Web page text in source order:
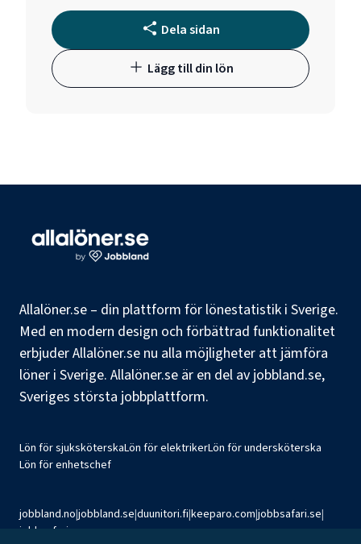
Dela sidan
Lägg till din lön
Allalöner.se – din plattform för lönestatistik i Sverige.
Med en modern design och förbättrad funktionalitet
erbjuder Allalöner.se nu alla möjligheter att jämföra
löner i Sverige. Allalöner.se är en del av jobbland.se,
Sveriges största jobbplattform.
Lön för sjuksköterskaLön för elektrikerLön för undersköterska
Lön för enhetschef
jobbland.no|jobbland.se|duunitori.fi|keeparo.com|jobbsafari.se|
jobbsafari.no